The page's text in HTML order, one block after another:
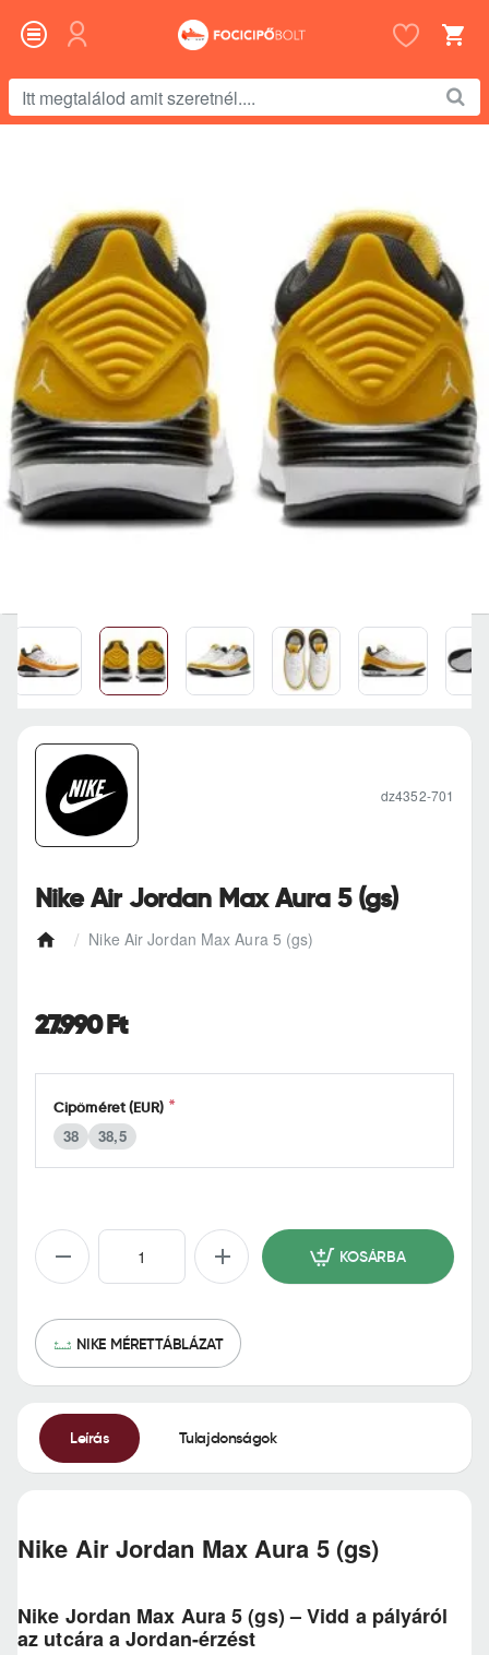
megtalálod
e
Nike Air Jordan Max Aura 5 (gs)
Nike Air Jordan Max Aura 5 (gs)
dz4352-701
27.990 Ft
Cipőméret (EUR)
38 38,5
KOSÁRBA
NIKE MÉRETTÁBLÁZAT
Leírás Tulajdonságok
Nike Air Jordan Max Aura 5 (gs)
Nike Jordan Max Aura 5 (gs) – Vidd a pályáról
az utcára a Jordan-érzést